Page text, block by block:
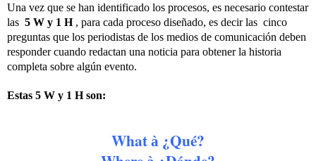
Una vez que se han identificado los procesos, es necesario contestar
las 5 W y 1 H, para cada proceso diseñado, es decir las cinco
preguntas que los periodistas de los medios de comunicación deben
responder cuando redactan una noticia para obtener la historia
completa sobre algún evento.
Estas 5 W y 1 H son:
What à ¿Qué?